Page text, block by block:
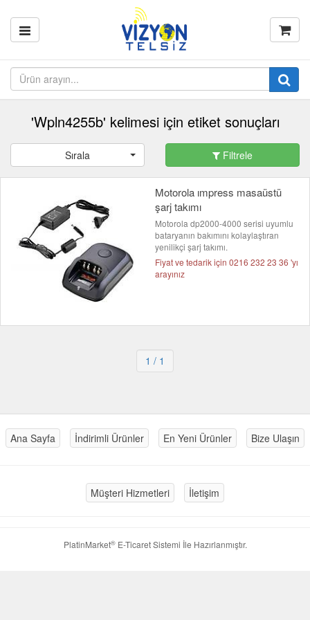
'Wpln4255b' kelimesi için etiket sonuçları
Sırala Filtrele
Motorola ımpress masaüstü
şarj takımı
Motorola dp2000-4000 serisi uyumlu
bataryanın bakımını kolaylaştıran
yenilikçi şarj takımı.
Fiyat ve tedarik için 0216 232 23 36 'yı
arayınız
1 / 1
Ana Sayfa İndirimli Ürünler En Yeni Ürünler Bize Ulaşın
Müşteri Hizmetleri İletişim
PlatinMarket®E-Ticaret Sistemi İle Hazırlanmıştır.